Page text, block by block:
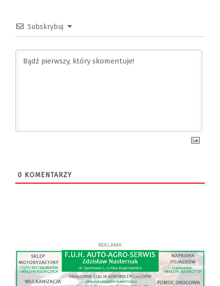
Subskrybuj
0 KOMENTARZY
REKLAMA